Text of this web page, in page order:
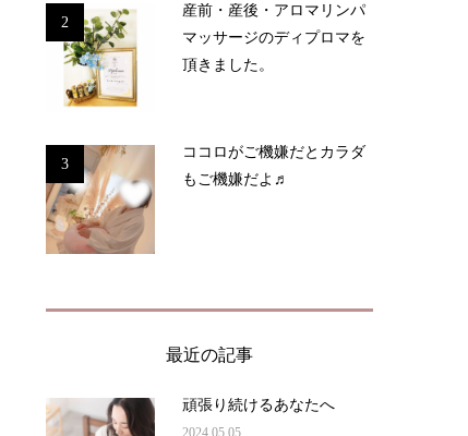
2
産前・産後・アロマリンパ
マッサージのディプロマを
頂きました。
3
ココロがご機嫌だとカラダ
もご機嫌だよ♬
最近の記事
頑張り続けるあなたへ
2024.05.05